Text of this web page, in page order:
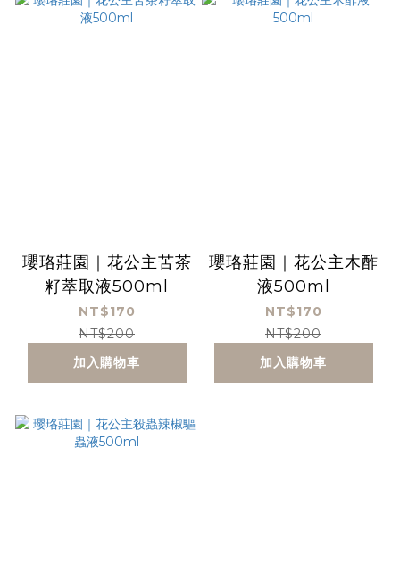
瓔珞莊園｜花公主苦茶
籽萃取液500ml
NT$170
NT$200
加入購物車
瓔珞莊園｜花公主木酢
液500ml
NT$170
NT$200
加入購物車